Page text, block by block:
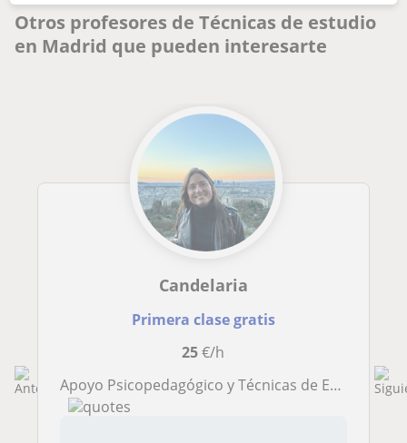
Otros profesores de Técnicas de estudio
en Madrid que pueden interesarte
Candelaria
Primera clase gratis
25€/h
Apoyo Psicopedagógico y Técnicas de Estudio para Niños y Adolescentes